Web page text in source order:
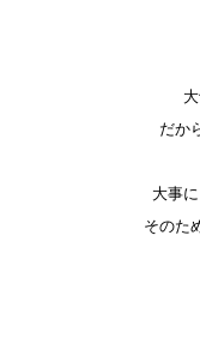
だか
大事
そのた